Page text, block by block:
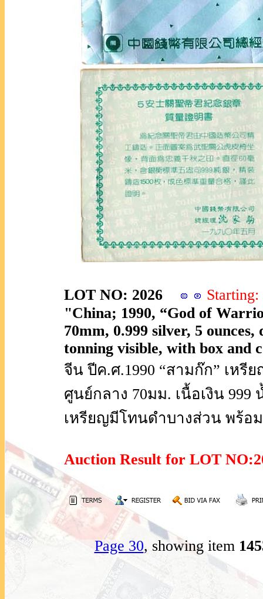
LOT NO: 2026
"China; 1990, “God of
70mm, 0.999 silver, 5
tonning visible, with box and
จีน ปีค.ศ.1990 “สามก๊ก” เหรี
ศูนย์กลาง 70มม. เนื้อเงิน
เหรียญมีโทนดำบางส่วน พร้อ
Auction Result for LOT
Page 30, showing item